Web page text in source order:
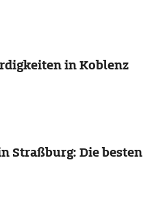
in Koblenz
Straßburg: Die besten